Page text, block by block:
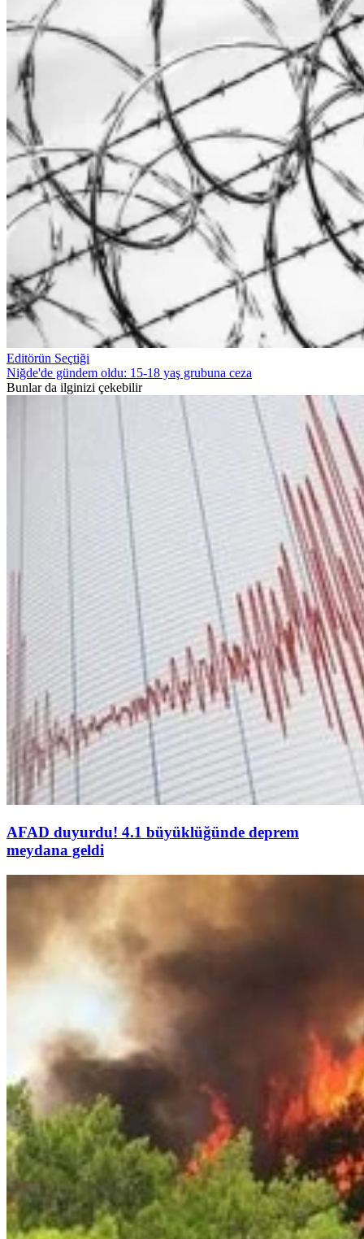
Editörün Seçtiği
Niğde'de gündem oldu: 15-18 yaş grubuna ceza
Bunlar da ilginizi çekebilir
AFAD duyurdu! 4.1 büyüklüğünde deprem
meydana geldi